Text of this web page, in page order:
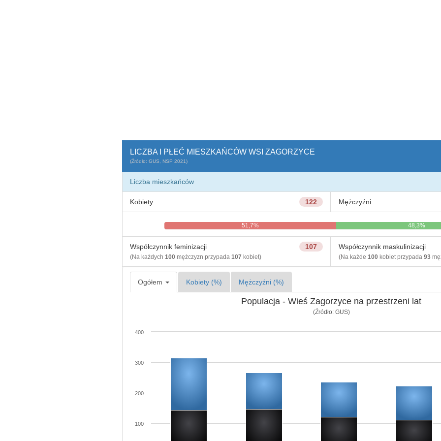
LICZBA I PŁEĆ MIESZKAŃCÓW WSI ZAGORZYCE
(Źródło: GUS, NSP 2021)
Liczba mieszkańców
122
Kobiety Mężczyźni
51,7% 48,3%
107
Współczynnik feminizacji
(Na każdych 100mężczyzn przypada 107 kobiet)
Współczynnik maskulinizacji
(Na każde 100kobiet przypada 93
Ogółem Kobiety (%) Mężczyźni (%)
Populacja - Wieś Zagorzyce na przestrzeni lat
(Źródło: GUS)
100
200
300
400